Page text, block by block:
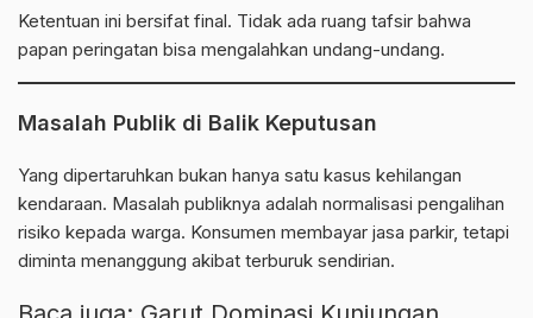
Ketentuan ini bersifat final. Tidak ada ruang tafsir bahwa
papan peringatan bisa mengalahkan undang-undang.
Masalah Publik di Balik Keputusan
Yang dipertaruhkan bukan hanya satu kasus kehilangan
kendaraan. Masalah publiknya adalah normalisasi pengalihan
risiko kepada warga. Konsumen membayar jasa parkir, tetapi
diminta menanggung akibat terburuk sendirian.